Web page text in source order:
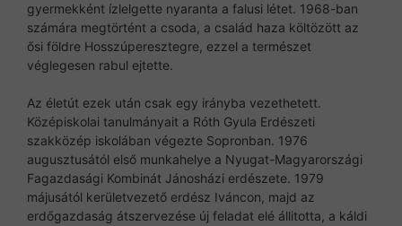
gyermekként ízlelgette nyaranta a falusi létet. 1968-ban
számára megtörtént a csoda, a család haza költözött az
ősi földre Hosszúperesztegre, ezzel a természet
véglegesen rabul ejtette.
Az életút ezek után csak egy irányba vezethetett.
Középiskolai tanulmányait a Róth Gyula Erdészeti
szakközép iskolában végezte Sopronban. 1976
augusztusától első munkahelye a Nyugat-Magyarországi
Fagazdasági Kombinát Jánosházi erdészete. 1979
májusától kerületvezető erdész Iváncon, majd az
erdőgazdaság átszervezése új feladat elé állitotta, a káldi